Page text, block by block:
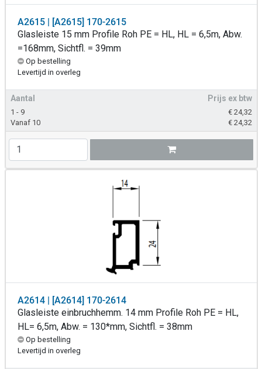
A2615 | [A2615] 170-2615
Glasleiste 15 mm Profile Roh PE = HL, HL = 6,5m, Abw.
=168mm, Sichtfl. = 39mm
Op bestelling
Levertijd in overleg
Aantal Prijs ex btw
1 - 9 € 24,32
Vanaf 10
€ 24,32
A2614 | [A2614] 170-2614
Glasleiste einbruchhemm. 14 mm Profile Roh PE = HL,
HL= 6,5m, Abw. = 130*mm, Sichtfl. = 38mm
Op bestelling
Levertijd in overleg